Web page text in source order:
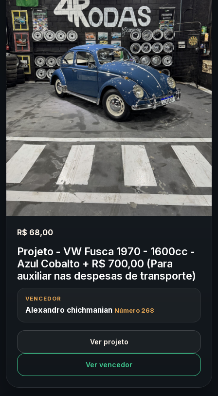
R$ 68,00
Projeto - VW Fusca 1970 - 1600cc -
Azul Cobalto + R$ 700,00 (Para
auxiliar nas despesas de transporte)
VENCEDOR
Alexandro chichmanian Número 268
Ver projeto
Ver vencedor